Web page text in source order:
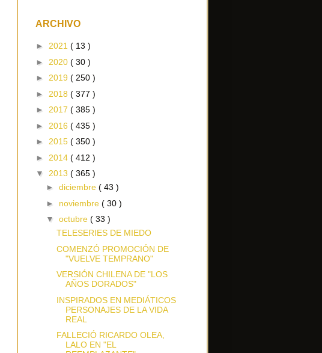
ARCHIVO
► 2021 ( 13 )
► 2020 ( 30 )
► 2019 ( 250 )
► 2018 ( 377 )
► 2017 ( 385 )
► 2016 ( 435 )
► 2015 ( 350 )
► 2014 ( 412 )
▼ 2013 ( 365 )
► diciembre ( 43 )
► noviembre ( 30 )
▼ octubre ( 33 )
TELESERIES DE MIEDO
COMENZÓ PROMOCIÓN DE
"VUELVE TEMPRANO"
VERSIÓN CHILENA DE "LOS
AÑOS DORADOS"
INSPIRADOS EN MEDIÁTICOS
PERSONAJES DE LA VIDA
REAL
FALLECIÓ RICARDO OLEA,
LALO EN "EL